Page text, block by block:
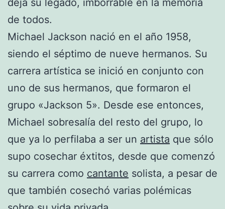
de todos.
Michael Jackson nació en el año 1958,
siendo el séptimo de nueve hermanos. Su
carrera artística se inició en conjunto con
uno de sus hermanos, que formaron el
grupo «Jackson 5». Desde ese entonces,
Michael sobresalía del resto del grupo, lo
que ya lo perfilaba a ser un artista que sólo
supo cosechar éxtitos, desde que comenzó
su carrera como cantante solista, a pesar de
que también cosechó varias polémicas